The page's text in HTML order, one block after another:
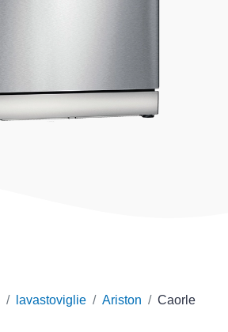
lavastoviglie Ariston Caorle